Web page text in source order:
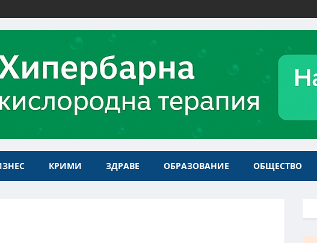
КРИМИ ЗДРАВЕ ОБРАЗОВАНИЕ ОБЩЕСТВО